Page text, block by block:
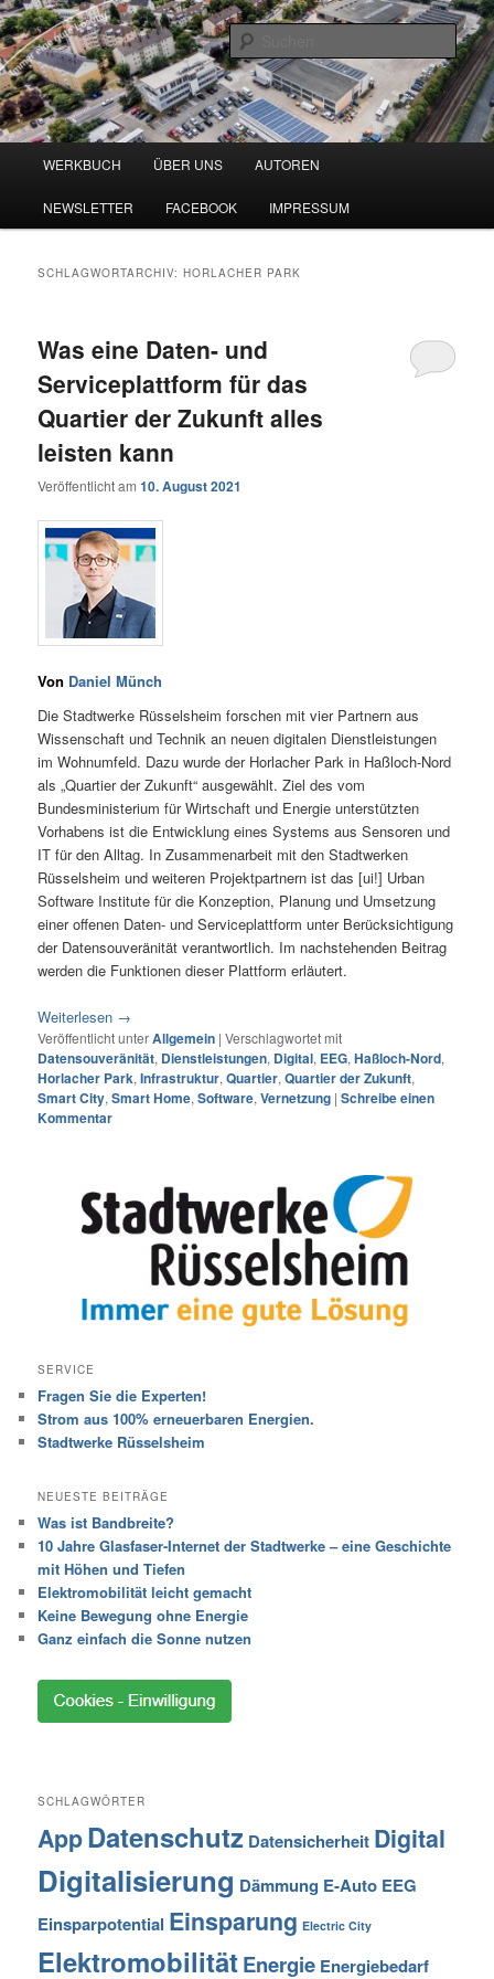
Zum
primären
Inhalt
springen
Zum
sekundären
Inhalt
springenWerkbuch Online
Blog zu den Themen Energieeffizienz und Digitalisierung
WERKBUCH ÜBER UNS AUTOREN
NEWSLETTER FACEBOOK IMPRESSUM
SCHLAGWORTARCHIV:HORLACHER PARK
Was eine Daten- und
Serviceplattform für das
Quartier der Zukunft alles
leisten kann
Veröffentlicht am10. August 2021
Von Daniel Münch
Die Stadtwerke Rüsselsheim forschen mit vier Partnern aus
Wissenschaft und Technik an neuen digitalen Dienstleistungen
im Wohnumfeld. Dazu wurde der Horlacher Park in Haßloch-Nord
als „Quartier der Zukunft“ ausgewählt. Ziel des vom
Bundesministerium für Wirtschaft und Energie unterstützten
Vorhabens ist die Entwicklung eines Systems aus Sensoren und
IT für den Alltag. In Zusammenarbeit mit den Stadtwerken
Rüsselsheim und weiteren Projektpartnern ist das [ui!] Urban
Software Institute für die Konzeption, Planung und Umsetzung
einer offenen Daten- und Serviceplattform unter Berücksichtigung
der Datensouveränität verantwortlich. Im nachstehenden Beitrag
werden die Funktionen dieser Plattform erläutert.
Weiterlesen →
Veröffentlicht unterAllgemein |Verschlagwortet mit
Datensouveränität, Dienstleistungen, Digital, EEG,Haßloch-Nord,
Horlacher Park,Infrastruktur,Quartier,Quartier der Zukunft,
Smart City,Smart Home,Software,Vernetzung |Schreibe einen
Kommentar
SERVICE
Fragen Sie die Experten!
Strom aus 100% erneuerbaren Energien.
Stadtwerke Rüsselsheim
NEUESTE BEITRÄGE
Was ist Bandbreite?
10 Jahre Glasfaser-Internet der Stadtwerke – eine Geschichte
mit Höhen und Tiefen
Elektromobilität leicht gemacht
Keine Bewegung ohne Energie
Ganz einfach die Sonne nutzen
SCHLAGWÖRTER
AppDatenschutz Datensicherheit Digital
Digitalisierung Dämmung E-Auto EEG
Einsparpotential Einsparung Electric City
ElektromobilitätEnergie Energiebedarf